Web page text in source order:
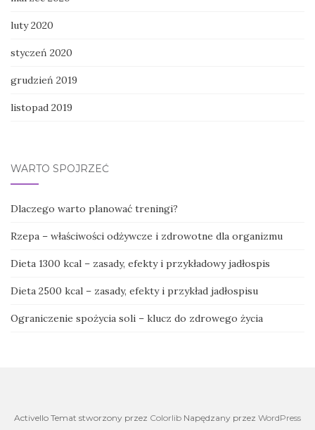
luty 2020
styczeń 2020
grudzień 2019
listopad 2019
WARTO SPOJRZEĆ
Dlaczego warto planować treningi?
Rzepa – właściwości odżywcze i zdrowotne dla organizmu
Dieta 1300 kcal – zasady, efekty i przykładowy jadłospis
Dieta 2500 kcal – zasady, efekty i przykład jadłospisu
Ograniczenie spożycia soli – klucz do zdrowego życia
Activello Temat stworzony przez Colorlib Napędzany przez WordPress